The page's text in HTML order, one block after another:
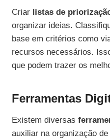
Criar listas de
organizar ideias.
base em critérios como
recursos necessários.
que podem trazer os
Ferramentas
Existem diversas
auxiliar na organização